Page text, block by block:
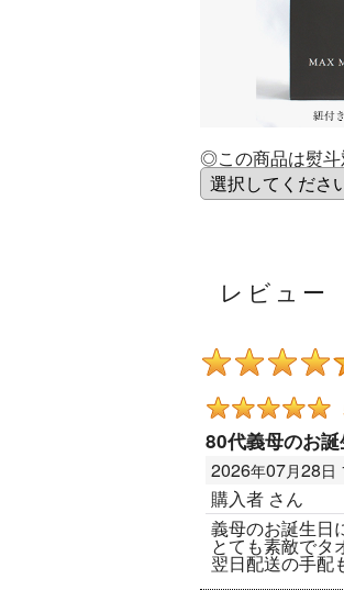
◎この商品は熨斗
レビュー
80代義母のお
2026年07月28日
購入者 さん
義母のお誕生日
とても素敵でタ
翌日配送の手配